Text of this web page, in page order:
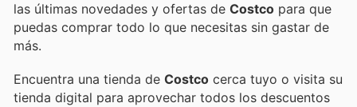
las últimas novedades y ofertas de Costco para que
puedas comprar todo lo que necesitas sin gastar de
más.
Encuentra una tienda de Costco cerca tuyo o visita su
tienda digital para aprovechar todos los descuentos